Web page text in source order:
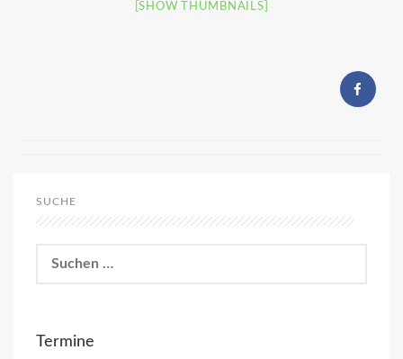
[SHOW THUMBNAILS]
SUCHE
nach:
Termine